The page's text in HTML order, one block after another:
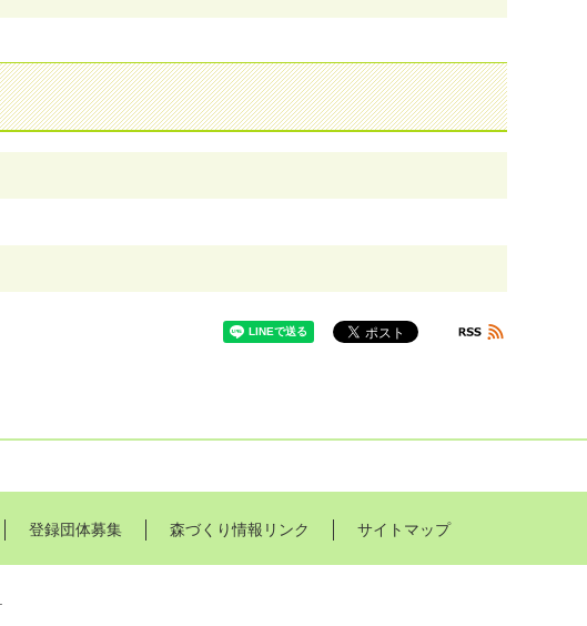
登録団体募集 森づくり情報リンク サイトマップ